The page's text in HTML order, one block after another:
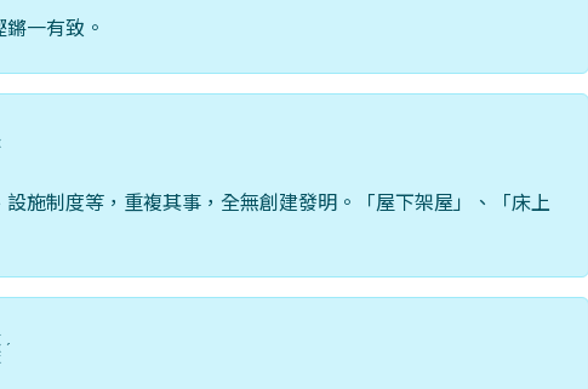
一有致。
施制度等，重複其事，全無創建發明。「屋下架屋」、「床上
ˊ